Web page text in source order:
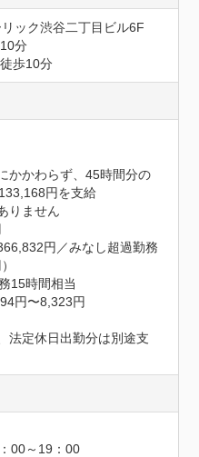
ック渋谷二丁目ビル6F
分
歩10分
かかわらず、45時間分の
円を支給
りません
円／みなし超過勤務
15時間相当
円〜8,323円
法定休日出勤分は別途支
00～19：00